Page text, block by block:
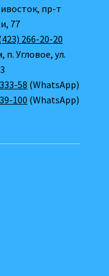
пр-т
77
266-20-20
п. Угловое, ул.
58 (WhatsApp)
100 (WhatsApp)